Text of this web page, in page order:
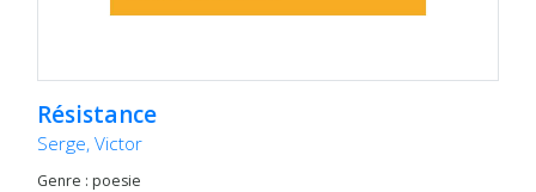
Résistance
Serge, Victor
Genre : poesie